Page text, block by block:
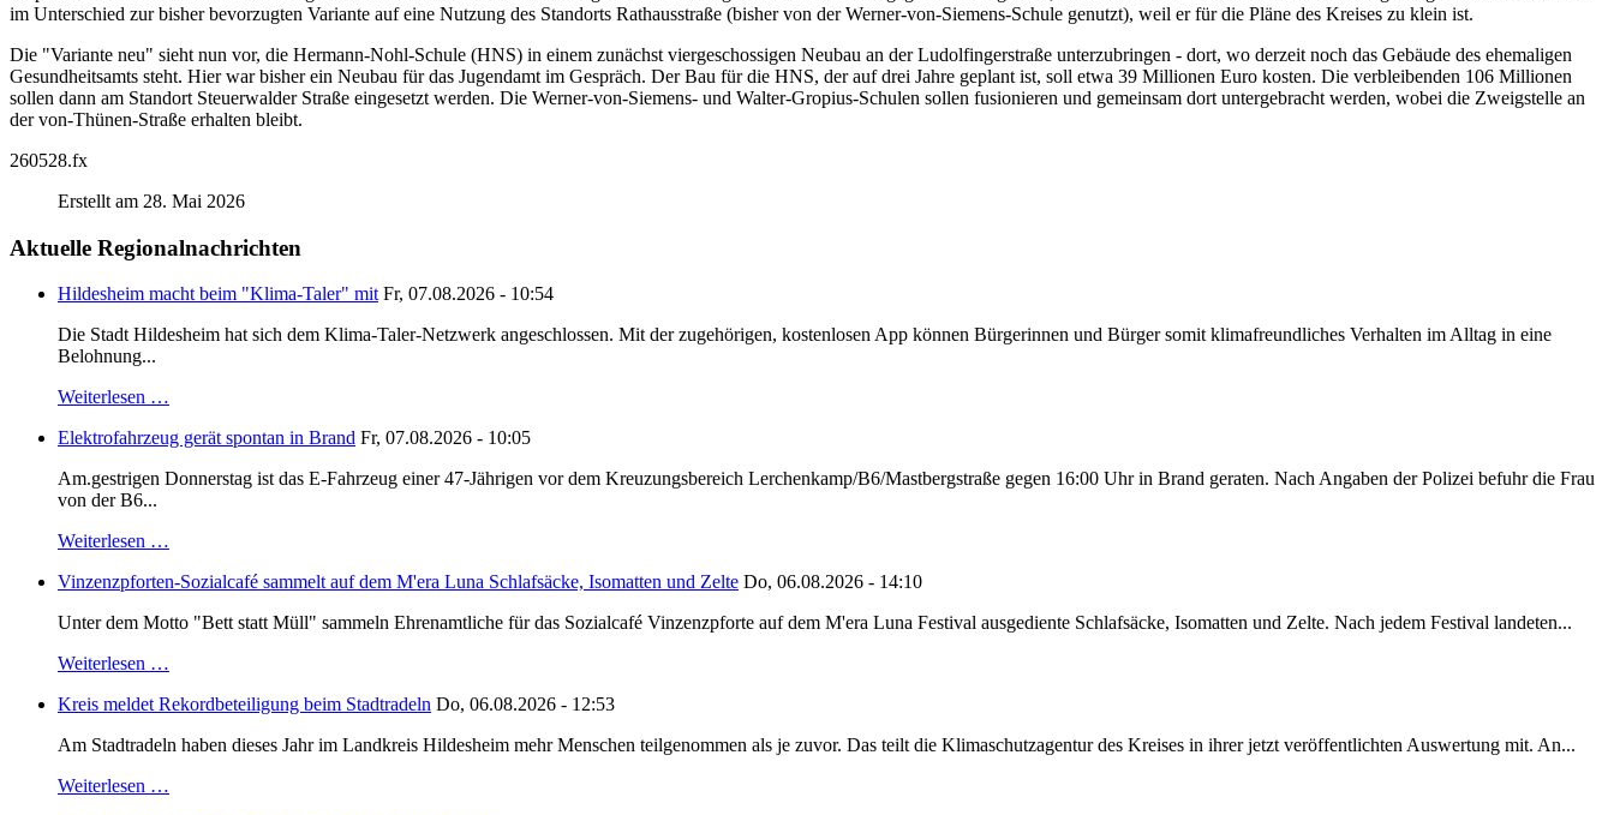
im Unterschied zur bisher bevorzugten Variante auf eine Nutzung des Standorts Rathausstraße (bisher von der Werner-von-Siemens-Schule genutzt), weil er für die Pläne des Kreises zu klein ist.
Die "Variante neu" sieht nun vor, die Hermann-Nohl-Schule (HNS) in einem zunächst viergeschossigen Neubau an der Ludolfingerstraße unterzubringen - dort, wo derzeit noch das Gebäude des ehemaligen
Gesundheitsamts steht. Hier war bisher ein Neubau für das Jugendamt im Gespräch. Der Bau für die HNS, der auf drei Jahre geplant ist, soll etwa 39 Millionen Euro kosten. Die verbleibenden 106 Millionen
sollen dann am Standort Steuerwalder Straße eingesetzt werden. Die Werner-von-Siemens- und Walter-Gropius-Schulen sollen fusionieren und gemeinsam dort untergebracht werden, wobei die Zweigstelle an
der von-Thünen-Straße erhalten bleibt.
260528.fx
Erstellt am 28. Mai 2026
Aktuelle Regionalnachrichten
Hildesheim macht beim "Klima-Taler" mit Fr, 07.08.2026 - 10:54
Die Stadt Hildesheim hat sich dem Klima-Taler-Netzwerk angeschlossen. Mit der zugehörigen, kostenlosen App können Bürgerinnen und Bürger somit klimafreundliches Verhalten im Alltag in eine
Belohnung...
Weiterlesen …
Elektrofahrzeug gerät spontan in Brand Fr, 07.08.2026 - 10:05
Am.gestrigen Donnerstag ist das E-Fahrzeug einer 47-Jährigen vor dem Kreuzungsbereich Lerchenkamp/B6/Mastbergstraße gegen 16:00 Uhr in Brand geraten. Nach Angaben der Polizei befuhr die Frau
von der B6...
Weiterlesen …
Vinzenzpforten-Sozialcafé sammelt auf dem M'era Luna Schlafsäcke, Isomatten und Zelte Do, 06.08.2026 - 14:10
Unter dem Motto "Bett statt Müll" sammeln Ehrenamtliche für das Sozialcafé Vinzenzpforte auf dem M'era Luna Festival ausgediente Schlafsäcke, Isomatten und Zelte. Nach jedem Festival landeten...
Weiterlesen …
Kreis meldet Rekordbeteiligung beim Stadtradeln Do, 06.08.2026 - 12:53
Am Stadtradeln haben dieses Jahr im Landkreis Hildesheim mehr Menschen teilgenommen als je zuvor. Das teilt die Klimaschutzagentur des Kreises in ihrer jetzt veröffentlichten Auswertung mit. An...
Weiterlesen …